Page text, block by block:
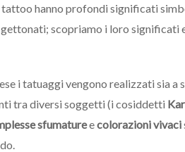
tattoo hanno profondi significati
scopriamo i loro
i tatuaggi vengono realizzati sia a
tra diversi soggetti (i cosiddetti
sfumatureecolorazioni vivaci